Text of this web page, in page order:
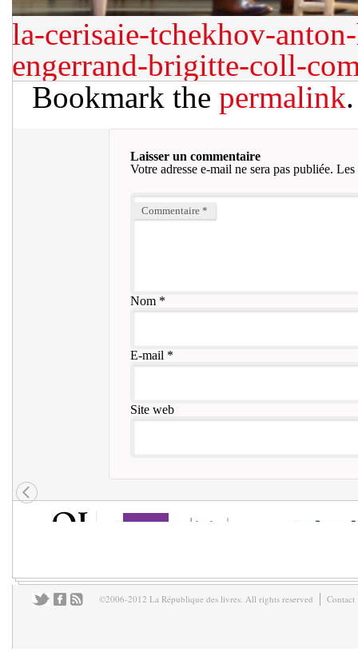
la-cerisaie-tchekhov-
engerrand-brigitte-coll-
Bookmark the permalink.
Laisser un commentaire
Votre adresse e-mail ne sera pas publiée. Les
Commentaire *
Nom*
E-mail *
Site web
©2006-2012 La République des livres. All rights reserved Contact